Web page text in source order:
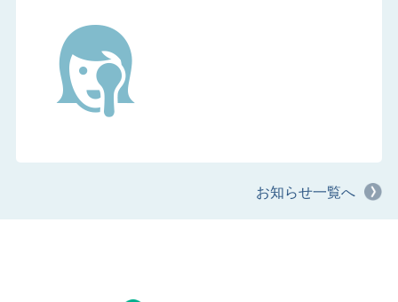
お知らせ一覧へ